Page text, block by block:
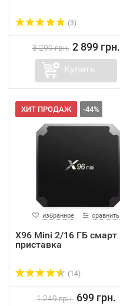
(3)
3 299 грн. 2 899 грн.
Купить
ХИТ ПРОДАЖ -44%
избранное сравнить
X96 Mini 2/16 ГБ смарт
приставка
(14)
1 249 грн. 699 грн.